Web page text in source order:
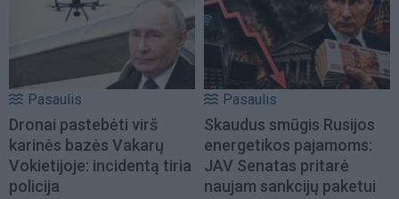
Pasaulis
Dronai pastebėti virš
karinės bazės Vakarų
Vokietijoje: incidentą tiria
policija
Pasaulis
Skaudus smūgis Rusijos
energetikos pajamoms:
JAV Senatas pritarė
naujam sankcijų paketui